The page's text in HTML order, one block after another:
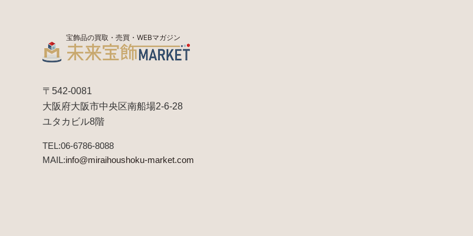
宝飾品の買取・売買・WEBマガジン
〒542-0081
大阪府大阪市中央区南船場2-6-28
ユタカビル8階
TEL:06-6786-8088
MAIL:info@miraihoushoku-market.com